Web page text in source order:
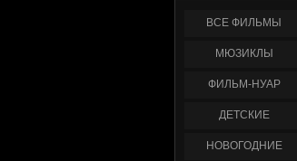
ФИЛЬМЫ
МЮЗИКЛЫ
ФИЛЬМ-НУАР
ДЕТСКИЕ
НОВОГОДНИЕ